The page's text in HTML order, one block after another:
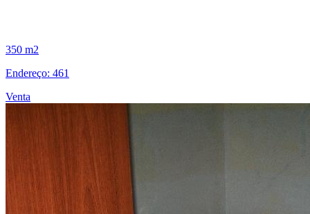
350 m2
Endereço: 461
Venta